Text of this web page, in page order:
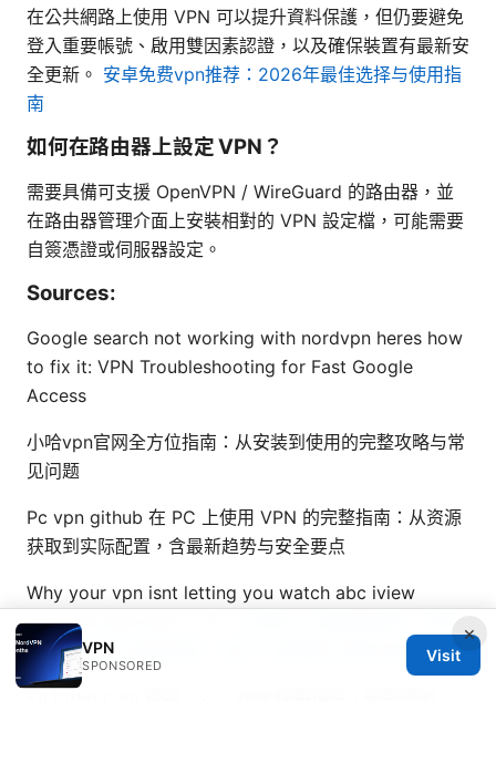
在公共網路上使用 VPN 可以提升資料保護，但仍要避免
登入重要帳號、啟用雙因素認證，以及確保裝置有最新安
全更新。 安卓免费vpn推荐：2026年最佳选择与使用指
南
如何在路由器上設定 VPN？
需要具備可支援 OpenVPN / WireGuard 的路由器，並
在路由器管理介面上安裝相對的 VPN 設定檔，可能需要
自簽憑證或伺服器設定。
Sources:
Google search not working with nordvpn heres how
to fix it: VPN Troubleshooting for Fast Google
Access
小哈vpn官网全方位指南：从安装到使用的完整攻略与常
见问题
Pc vpn github 在 PC 上使用 VPN 的完整指南：从资源
获取到实际配置，含最新趋势与安全要点
Why your vpn isnt letting you watch abc iview
anymore and how to fix it
解析、实测与使用指南，提升上网速度与隐私保护
En btdig com 被封了么：VPN 使用指南、被封原因、
×
VPN
SPONSORED
Visit